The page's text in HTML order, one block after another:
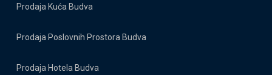
Prodaja Kuća Budva
Prodaja Poslovnih Prostora Budva
Prodaja Hotela Budva